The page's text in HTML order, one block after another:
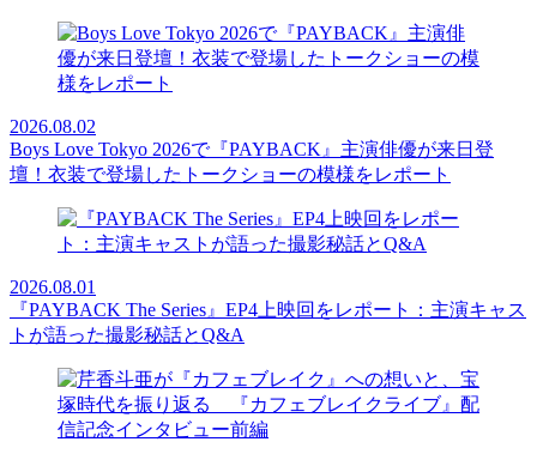
2026.08.02
Boys Love Tokyo 2026で『PAYBACK』主演俳優が来日登
壇！衣装で登場したトークショーの模様をレポート
2026.08.01
『PAYBACK The Series』EP4上映回をレポート：主演キャス
トが語った撮影秘話とQ&A